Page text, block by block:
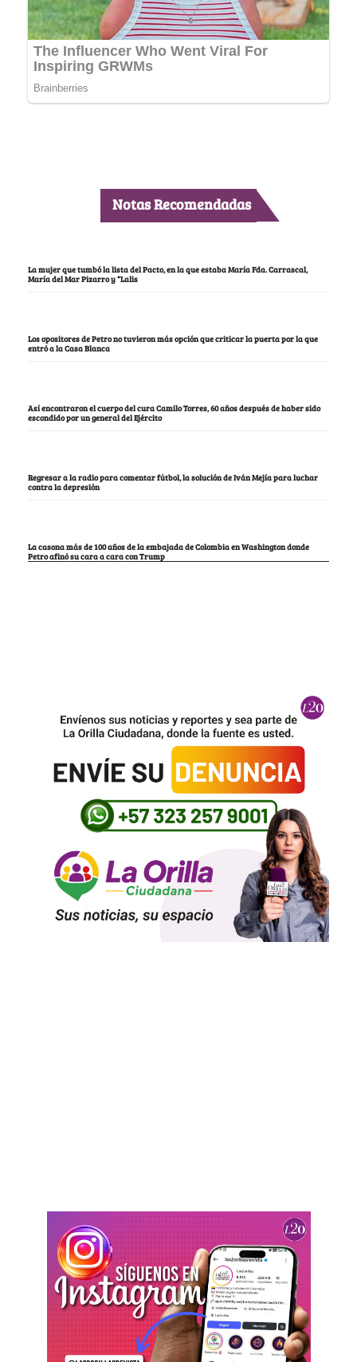
Notas Recomendadas
La mujer que tumbó la lista del Pacto, en la que estaba María Fda. Carrascal,
María del Mar Pizarro y “Lalis
Los opositores de Petro no tuvieron más opción que criticar la puerta por la que
entró a la Casa Blanca
Así encontraron el cuerpo del cura Camilo Torres, 60 años después de haber sido
escondido por un general del Ejército
Regresar a la radio para comentar fútbol, la solución de Iván Mejía para luchar
contra la depresión
La casona más de 100 años de la embajada de Colombia en Washington donde
Petro afinó su cara a cara con Trump